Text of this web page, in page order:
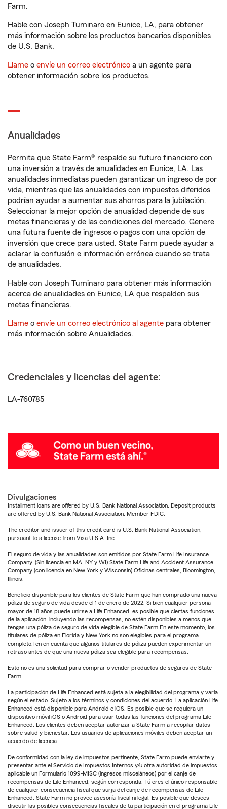
Farm.
Hable con Joseph Tuminaro en Eunice, LA, para obtener
más información sobre los productos bancarios disponibles
de U.S. Bank.
Llame o envíe un correo electrónico a un agente para
obtener información sobre los productos.
Anualidades
Permita que State Farm® respalde su futuro financiero con
una inversión a través de anualidades en Eunice, LA. Las
anualidades inmediatas pueden garantizar un ingreso de por
vida, mientras que las anualidades con impuestos diferidos
podrían ayudar a aumentar sus ahorros para la jubilación.
Seleccionar la mejor opción de anualidad depende de sus
metas financieras y de las condiciones del mercado. Genere
una futura fuente de ingresos o pagos con una opción de
inversión que crece para usted. State Farm puede ayudar a
aclarar la confusión e información errónea cuando se trata
de anualidades.
Hable con Joseph Tuminaro para obtener más información
acerca de anualidades en Eunice, LA que respalden sus
metas financieras.
Llame o envíe un correo electrónico al agente para obtener
más información sobre Anualidades.
Credenciales y licencias del agente:
LA-760785
Divulgaciones
Installment loans are offered by U.S. Bank National Association. Deposit products
are offered by U.S. Bank National Association. Member FDIC.
The creditor and issuer of this credit card is U.S. Bank National Association,
pursuant to a license from Visa U.S.A. Inc.
El seguro de vida y las anualidades son emitidos por State Farm Life Insurance
Company. (Sin licencia en MA, NY y WI) State Farm Life and Accident Assurance
Company (con licencia en New York y Wisconsin) Oficinas centrales, Bloomington,
Illinois.
Beneficio disponible para los clientes de State Farm que han comprado una nueva
póliza de seguro de vida desde el 1 de enero de 2022. Si bien cualquier persona
mayor de 18 años puede unirse a Life Enhanced, es posible que ciertas funciones
de la aplicación, incluyendo las recompensas, no estén disponibles a menos que
tengas una póliza de seguro de vida elegible de State Farm.En este momento, los
titulares de póliza en Florida y New York no son elegibles para el programa
completo.Ten en cuenta que algunos titulares de póliza pueden experimentar un
retraso antes de que una nueva póliza sea elegible para recompensas.
Esto no es una solicitud para comprar o vender productos de seguros de State
Farm.
La participación de Life Enhanced está sujeta a la elegibilidad del programa y varía
según el estado. Sujeto a los términos y condiciones del acuerdo. La aplicación Life
Enhanced está disponible para Android e iOS. Es posible que se requiera un
dispositivo móvil iOS o Android para usar todas las funciones del programa Life
Enhanced. Los clientes deben aceptar autorizar a State Farm a recopilar datos
sobre salud y bienestar. Los usuarios de aplicaciones móviles deben aceptar un
acuerdo de licencia.
De conformidad con la ley de impuestos pertinente, State Farm puede enviarte y
presentar ante el Servicio de Impuestos Internos y/u otra autoridad de impuestos
aplicable un Formulario 1099-MISC (ingresos misceláneos) por el canje de
recompensas de Life Enhanced, según corresponda. Tú eres el único responsable
de cualquier consecuencia fiscal que surja del canje de recompensas de Life
Enhanced. State Farm no provee asesoría fiscal ni legal. Es posible que desees
discutir las posibles consecuencias fiscales de tu participación en el programa Life